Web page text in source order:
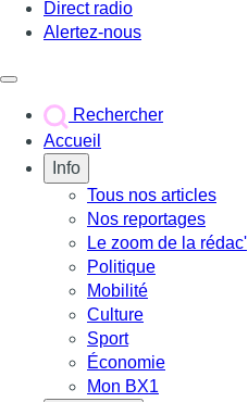
Direct radio
Alertez-nous
Rechercher
Accueil
Info
Tous nos articles
Nos reportages
Le zoom de la rédac'
Politique
Mobilité
Culture
Sport
Économie
Mon BX1